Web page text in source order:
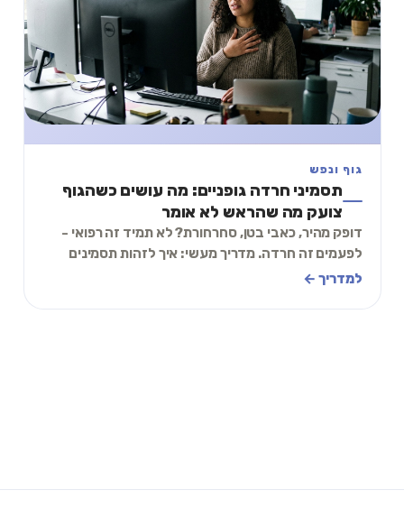
גוף ונפש
תסמיני חרדה גופניים: מה עושים כשהגוף
צועק מה שהראש לא אומר
דופק מהיר, כאבי בטן, סחרחורת? לא תמיד זה רפואי -
לפעמים זה חרדה. מדריך מעשי: איך לזהות תסמינים
גופניים של חרדה ומה באמת עוזר.
למדריך ←